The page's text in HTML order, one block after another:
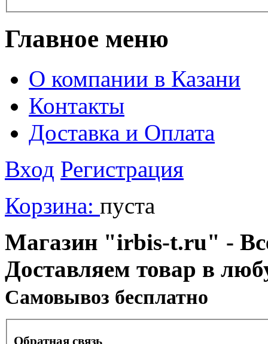
Главное меню
О компании в Казани
Контакты
Доставка и Оплата
Вход Регистрация
Корзина: пуста
Магазин "irbis-t.ru" -
Доставляем товар в
Cамовывоз бесплатно
Обратная связь